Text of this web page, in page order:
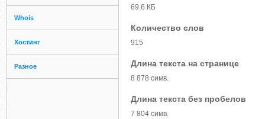
Whois
Хостинг
Разное
69.6 КБ
Количество слов
915
Длина текста на странице
8 878 симв.
Длина текста без пробелов
7 804 симв.